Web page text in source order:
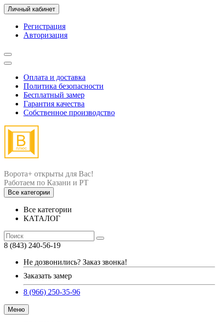
Личный кабинет
Регистрация
Авторизация
Оплата и доставка
Политика безопасности
Бесплатный замер
Гарантия качества
Собственное производство
Ворота+ открыты для Вас!
Все категории
Все категории
КАТАЛОГ
8 (843) 240-56-19
Не дозвонились? Заказ звонка!
Заказать замер
8 (966) 250-35-96
Меню